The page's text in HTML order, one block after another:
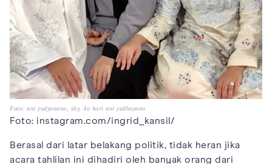
Foto: ani yudyonono, sby, 4o hari ani yudhoyono
Foto: instagram.com/ingrid_kansil/
Berasal dari latar belakang politik, tidak heran jika
acara tahlilan ini dihadiri oleh banyak orang dari